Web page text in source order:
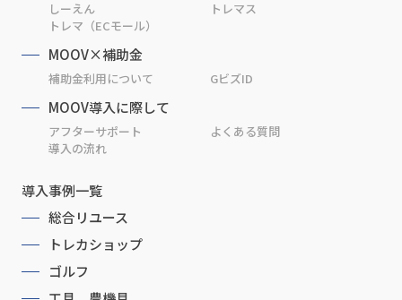
しーえん
トレマス
トレマ（ECモール）
MOOV×補助金
補助金利用について GビズID
MOOV導入に際して
アフターサポート
よくある質問
導入の流れ
導入事例一覧
総合リユース
トレカショップ
ゴルフ